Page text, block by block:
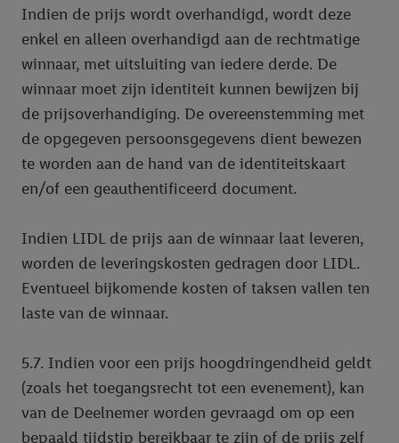
Indien de prijs wordt overhandigd, wordt deze
enkel en alleen overhandigd aan de rechtmatige
winnaar, met uitsluiting van iedere derde. De
winnaar moet zijn identiteit kunnen bewijzen bij
de prijsoverhandiging. De overeenstemming met
de opgegeven persoonsgegevens dient bewezen
te worden aan de hand van de identiteitskaart
en/of een geauthentificeerd document.
Indien LIDL de prijs aan de winnaar laat leveren,
worden de leveringskosten gedragen door LIDL.
Eventueel bijkomende kosten of taksen vallen ten
laste van de winnaar.
5.7. Indien voor een prijs hoogdringendheid geldt
(zoals het toegangsrecht tot een evenement), kan
van de Deelnemer worden gevraagd om op een
bepaald tijdstip bereikbaar te zijn of de prijs zelf